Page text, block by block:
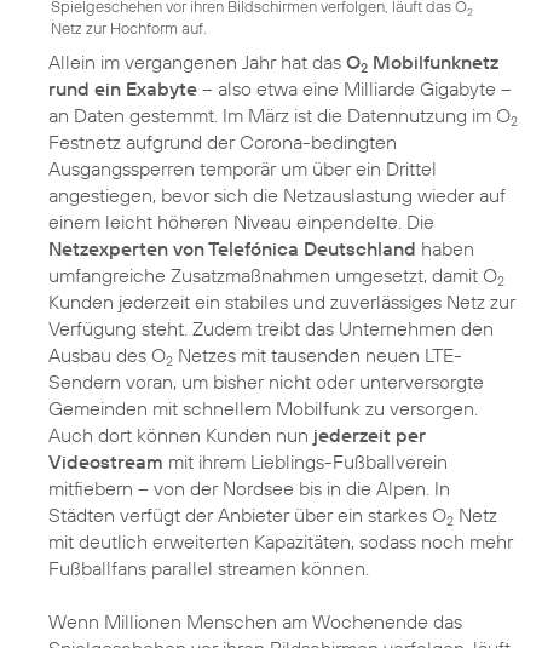
Spielgeschehen vor ihren Bildschirmen verfolgen, läuft das O2
Netz zur Hochform auf.
Allein im vergangenen Jahr hat das O2 Mobilfunknetz
rund ein Exabyte – also etwa eine Milliarde Gigabyte –
an Daten gestemmt. Im März ist die Datennutzung im O2
Festnetz aufgrund der Corona-bedingten
Ausgangssperren temporär um über ein Drittel
angestiegen, bevor sich die Netzauslastung wieder auf
einem leicht höheren Niveau einpendelte. Die
Netzexperten von Telefónica Deutschland haben
umfangreiche Zusatzmaßnahmen umgesetzt, damit O2
Kunden jederzeit ein stabiles und zuverlässiges Netz zur
Verfügung steht. Zudem treibt das Unternehmen den
Ausbau des O2 Netzes mit tausenden neuen LTE-
Sendern voran, um bisher nicht oder unterversorgte
Gemeinden mit schnellem Mobilfunk zu versorgen.
Auch dort können Kunden nun jederzeit per
Videostream mit ihrem Lieblings-Fußballverein
mitfiebern – von der Nordsee bis in die Alpen. In
Städten verfügt der Anbieter über ein starkes O2 Netz
mit deutlich erweiterten Kapazitäten, sodass noch mehr
Fußballfans parallel streamen können.
Wenn Millionen Menschen am Wochenende das